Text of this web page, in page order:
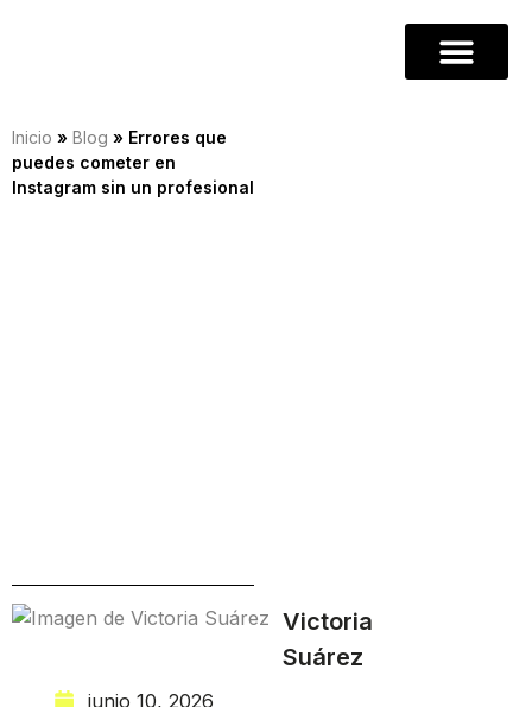
Inicio » Blog » Errores que
puedes cometer en
Instagram sin un profesional
Victoria
Suárez
junio 10, 2026